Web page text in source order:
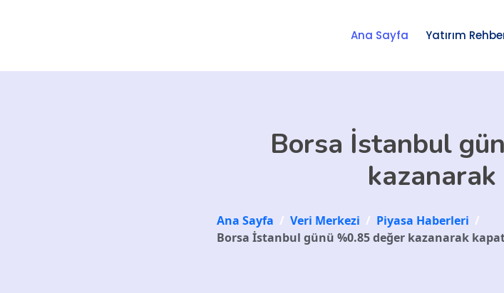
Ana Sayfa Yatırım
Borsa İstanbul
kazanarak
Ana Sayfa / Veri Merkezi / Piyasa Haberleri /
Borsa İstanbul günü %0.85 değer kazanarak